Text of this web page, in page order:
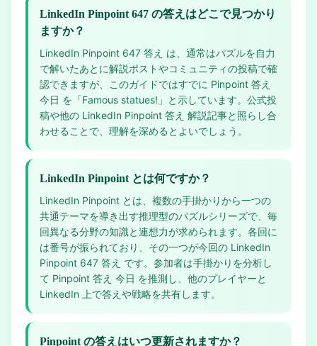
LinkedIn Pinpoint 647 の答えはどこで見つかり
ますか？
LinkedIn Pinpoint 647 答え は、通常はパズルを自力
で解いたあとに解説ポストやコミュニティの投稿で確
認できますが、このガイドではすでに Pinpoint 答え
今日 を「Famous statues!」と示しています。公式投
稿や他の LinkedIn Pinpoint 答え 解説記事と照らし合
わせることで、理解を深めるとよいでしょう。
LinkedIn Pinpoint とは何ですか？
LinkedIn Pinpoint とは、複数の手掛かりから一つの
共通テーマを導き出す推理型のパズルシリーズで、毎
回異なる分野の知識と連想力が求められます。各回に
は番号が振られており、その一つが今回の LinkedIn
Pinpoint 647 答え です。参加者は手掛かりを分析し
て Pinpoint 答え 今日 を推測し、他のプレイヤーと
LinkedIn 上で答えや戦略を共有します。
Pinpoint の答えはいつ更新されますか？